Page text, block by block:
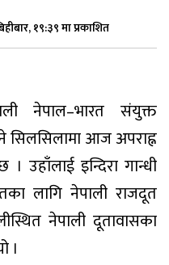
१९:३९ मा प्रकाशित
नेपाल–भारत संयुक्त
आज अपराह्न
उहाँलाई इन्दिरा गान्धी
लागि नेपाली राजदूत
नेपाली दूतावासका
।